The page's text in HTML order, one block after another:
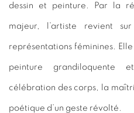
dessin et peinture. Par la
majeur, l’artiste revient
représentations féminines. Elle
peinture grandiloquente
célébration des corps, la
poétique d’un geste révolté.